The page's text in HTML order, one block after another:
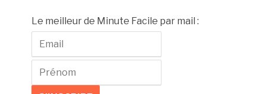
Le meilleur de Minute Facile par mail :